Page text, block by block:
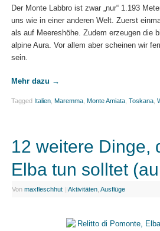
Der Monte Labbro ist zwar „nur“ 1.193
uns wie in einer anderen Welt. Zuerst
als auf Meereshöhe. Zudem erzeugen die
alpine Aura. Vor allem aber scheinen wir
sein.
Mehr dazu →
Tagged Italien, Maremma, Monte Amiata, Toskana,
12 weitere Dinge,
Elba tun solltet
Von maxfleschhut ||Aktivitäten, Ausflüge